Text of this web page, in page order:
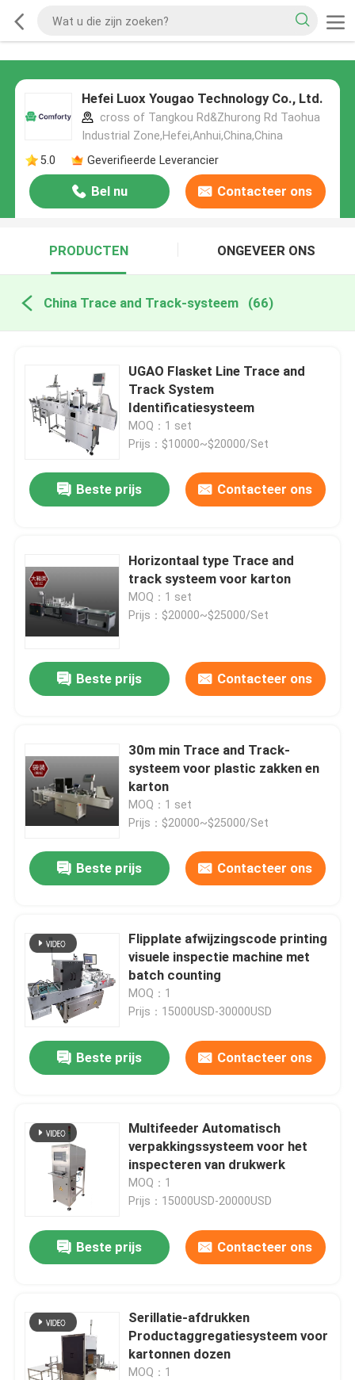
Hefei Luox Yougao Technology Co., Ltd.
cross of Tangkou Rd&Zhurong Rd Taohua
Industrial Zone,Hefei,Anhui,China,China
5.0
Geverifieerde Leverancier
Bel nu Contacteer ons
PRODUCTEN ONGEVEER ONS
China Trace and Track-systeem (66)
UGAO Flasket Line Trace and
Track System
Identificatiesysteem
MOQ：1 set
Prijs：$10000~$20000/Set
Beste prijs Contacteer ons
Horizontaal type Trace and
track systeem voor karton
MOQ：1 set
Prijs：$20000~$25000/Set
Beste prijs Contacteer ons
30m min Trace and Track-
systeem voor plastic zakken en
karton
MOQ：1 set
Prijs：$20000~$25000/Set
Beste prijs Contacteer ons
Flipplate afwijzingscode printing
visuele inspectie machine met
batch counting
MOQ：1
Prijs：15000USD-30000USD
Beste prijs Contacteer ons
Multifeeder Automatisch
verpakkingssysteem voor het
inspecteren van drukwerk
MOQ：1
Prijs：15000USD-20000USD
Beste prijs Contacteer ons
Serillatie-afdrukken
Productaggregatiesysteem voor
kartonnen dozen
MOQ：1